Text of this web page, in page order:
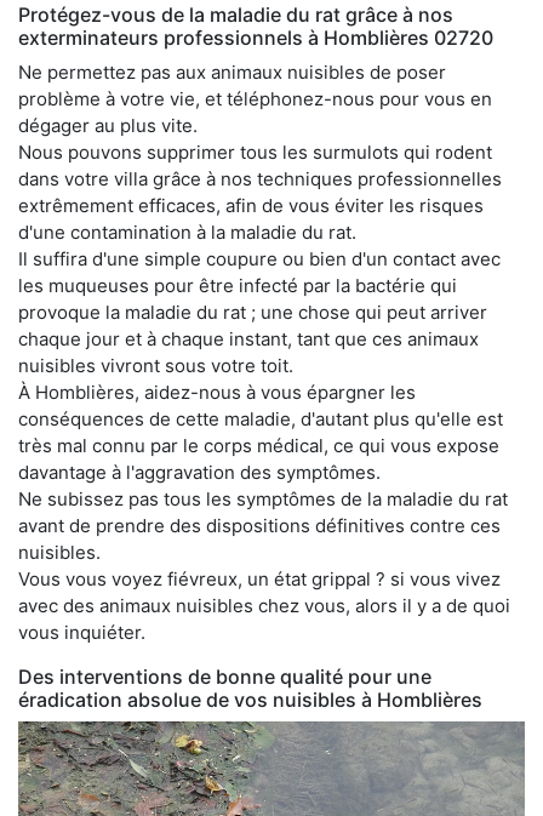
Protégez-vous de la maladie du rat grâce à nos
exterminateurs professionnels à Homblières 02720
Ne permettez pas aux animaux nuisibles de poser
problème à votre vie, et téléphonez-nous pour vous en
dégager au plus vite.
Nous pouvons supprimer tous les surmulots qui rodent
dans votre villa grâce à nos techniques professionnelles
extrêmement efficaces, afin de vous éviter les risques
d'une contamination à la maladie du rat.
Il suffira d'une simple coupure ou bien d'un contact avec
les muqueuses pour être infecté par la bactérie qui
provoque la maladie du rat ; une chose qui peut arriver
chaque jour et à chaque instant, tant que ces animaux
nuisibles vivront sous votre toit.
À Homblières, aidez-nous à vous épargner les
conséquences de cette maladie, d'autant plus qu'elle est
très mal connu par le corps médical, ce qui vous expose
davantage à l'aggravation des symptômes.
Ne subissez pas tous les symptômes de la maladie du rat
avant de prendre des dispositions définitives contre ces
nuisibles.
Vous vous voyez fiévreux, un état grippal ? si vous vivez
avec des animaux nuisibles chez vous, alors il y a de quoi
vous inquiéter.
Des interventions de bonne qualité pour une
éradication absolue de vos nuisibles à Homblières